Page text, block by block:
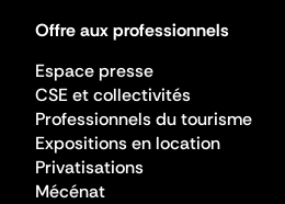
Offre aux professionnels
Espace presse
CSE et collectivités
Professionnels du tourisme
Expositions en location
Privatisations
Mécénat